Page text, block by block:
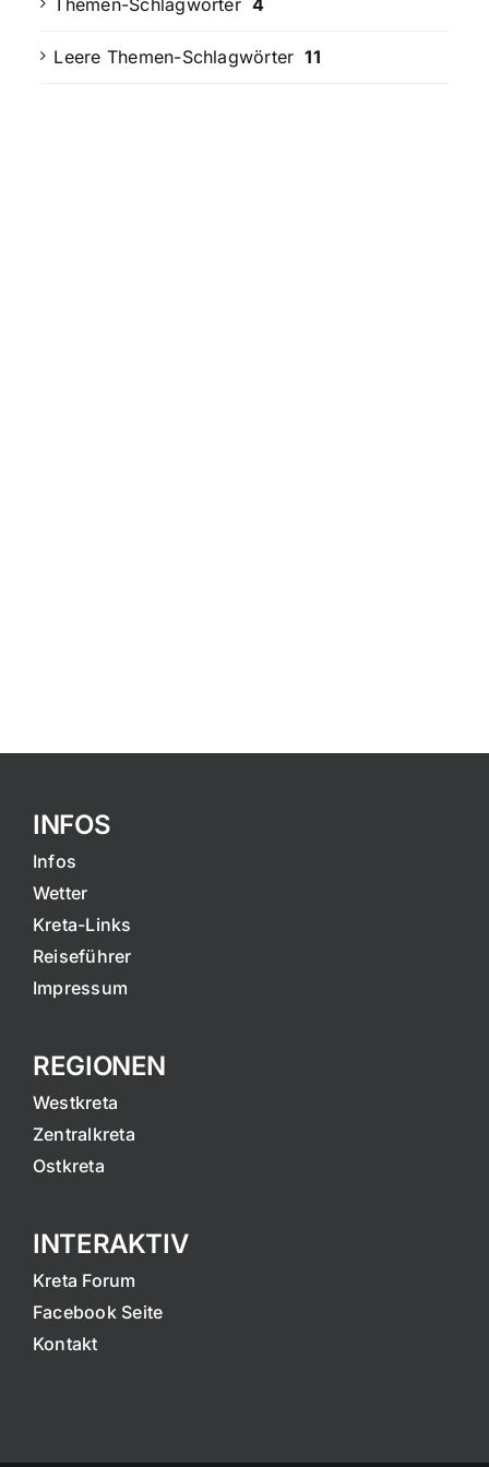
Themen-Schlagwörter 4
Leere Themen-Schlagwörter 11
INFOS
Infos
Wetter
Kreta-Links
Reiseführer
Impressum
REGIONEN
Westkreta
Zentralkreta
Ostkreta
INTERAKTIV
Kreta Forum
Facebook Seite
Kontakt